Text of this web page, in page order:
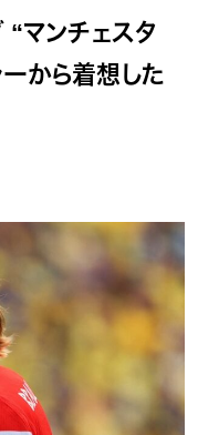
マンチェスタ
から着想した